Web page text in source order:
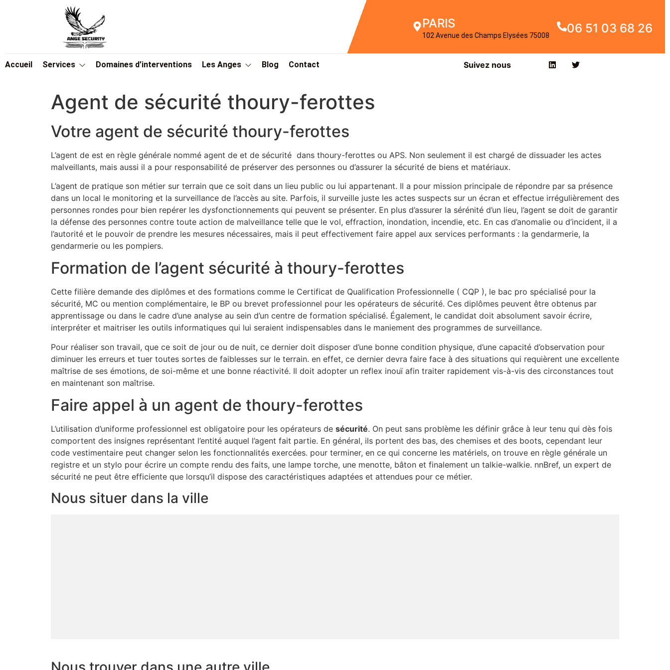
PARIS
102 Avenue des Champs Elysées 75008 06 51 03 68 26
Accueil Services Domaines d’interventions Les Anges Blog Contact Suivez nous
Agent de sécurité thoury-ferottes
Votre agent de sécurité thoury-ferottes
L’agent de est en règle générale nommé agent de et de sécurité dans thoury-ferottes ou APS. Non seulement il est chargé de dissuader les actes
malveillants, mais aussi il a pour responsabilité de préserver des personnes ou d’assurer la sécurité de biens et matériaux.
L’agent de pratique son métier sur terrain que ce soit dans un lieu public ou lui appartenant. Il a pour mission principale de répondre par sa présence
dans un local le monitoring et la surveillance de l’accès au site. Parfois, il surveille juste les actes suspects sur un écran et effectue irrégulièrement des
personnes rondes pour bien repérer les dysfonctionnements qui peuvent se présenter. En plus d’assurer la sérénité d’un lieu, l’agent se doit de garantir
la défense des personnes contre toute action de malveillance telle que le vol, effraction, inondation, incendie, etc. En cas d’anomalie ou d’incident, il a
l’autorité et le pouvoir de prendre les mesures nécessaires, mais il peut effectivement faire appel aux services performants : la gendarmerie, la
gendarmerie ou les pompiers.
Formation de l’agent sécurité à thoury-ferottes
Cette filière demande des diplômes et des formations comme le Certificat de Qualification Professionnelle ( CQP ), le bac pro spécialisé pour la
sécurité, MC ou mention complémentaire, le BP ou brevet professionnel pour les opérateurs de sécurité. Ces diplômes peuvent être obtenus par
apprentissage ou dans le cadre d’une analyse au sein d’un centre de formation spécialisé. Également, le candidat doit absolument savoir écrire,
interpréter et maitriser les outils informatiques qui lui seraient indispensables dans le maniement des programmes de surveillance.
Pour réaliser son travail, que ce soit de jour ou de nuit, ce dernier doit disposer d’une bonne condition physique, d’une capacité d’observation pour
diminuer les erreurs et tuer toutes sortes de faiblesses sur le terrain. en effet, ce dernier devra faire face à des situations qui requièrent une excellente
maîtrise de ses émotions, de soi-même et une bonne réactivité. Il doit adopter un reflex inouï afin traiter rapidement vis-à-vis des circonstances tout
en maintenant son maîtrise.
Faire appel à un agent de thoury-ferottes
L’utilisation d’uniforme professionnel est obligatoire pour les opérateurs de sécurité. On peut sans problème les définir grâce à leur tenu qui dès fois
comportent des insignes représentant l’entité auquel l’agent fait partie. En général, ils portent des bas, des chemises et des boots, cependant leur
code vestimentaire peut changer selon les fonctionnalités exercées. pour terminer, en ce qui concerne les matériels, on trouve en règle générale un
registre et un stylo pour écrire un compte rendu des faits, une lampe torche, une menotte, bâton et finalement un talkie-walkie. nnBref, un expert de
sécurité ne peut être efficiente que lorsqu’il dispose des caractéristiques adaptées et attendues pour ce métier.
Nous situer dans la ville